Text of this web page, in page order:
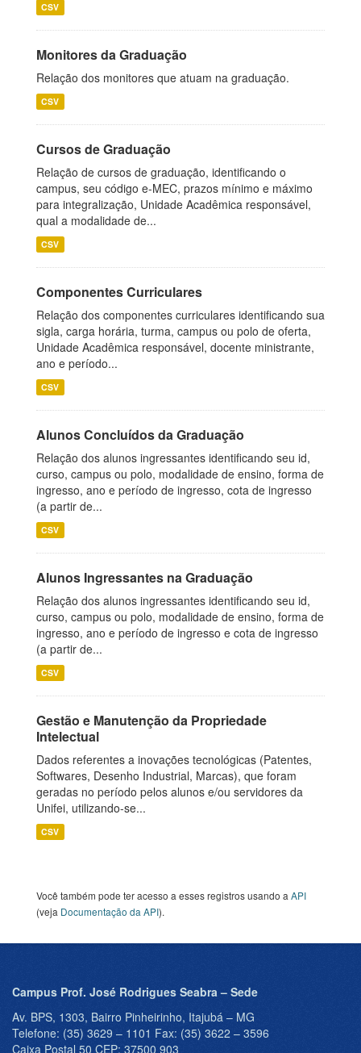
CSV
Monitores da Graduação
Relação dos monitores que atuam na graduação.
CSV
Cursos de Graduação
Relação de cursos de graduação, identificando o
campus, seu código e-MEC, prazos mínimo e máximo
para integralização, Unidade Acadêmica responsável,
qual a modalidade de...
CSV
Componentes Curriculares
Relação dos componentes curriculares identificando sua
sigla, carga horária, turma, campus ou polo de oferta,
Unidade Acadêmica responsável, docente ministrante,
ano e período...
CSV
Alunos Concluídos da Graduação
Relação dos alunos ingressantes identificando seu id,
curso, campus ou polo, modalidade de ensino, forma de
ingresso, ano e período de ingresso, cota de ingresso
(a partir de...
CSV
Alunos Ingressantes na Graduação
Relação dos alunos ingressantes identificando seu id,
curso, campus ou polo, modalidade de ensino, forma de
ingresso, ano e período de ingresso e cota de ingresso
(a partir de...
CSV
Gestão e Manutenção da Propriedade
Intelectual
Dados referentes a inovações tecnológicas (Patentes,
Softwares, Desenho Industrial, Marcas), que foram
geradas no período pelos alunos e/ou servidores da
Unifei, utilizando-se...
CSV
Você também pode ter acesso a esses registros usando a API
(veja Documentação da API).
Campus Prof. José Rodrigues Seabra – Sede
Av. BPS, 1303, Bairro Pinheirinho, Itajubá – MG
Telefone: (35) 3629 – 1101 Fax: (35) 3622 – 3596
Caixa Postal 50 CEP: 37500 903